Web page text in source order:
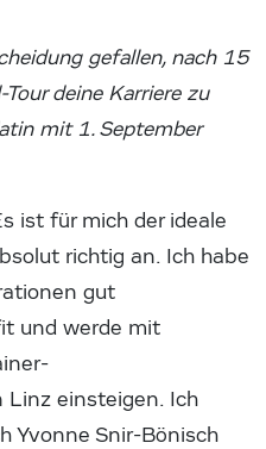
gefallen, nach 15
deine Karriere zu
mit 1. September
ist für mich der ideale
richtig an. Ich habe
gut
und werde mit
Linz einsteigen. Ich
Yvonne Snir-Bönisch